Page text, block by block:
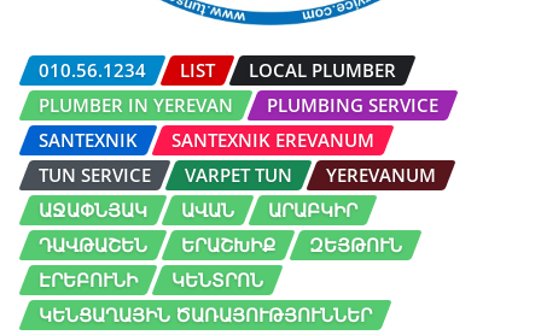
010.56.1234 LIST
LOCAL PLUMBER
PLUMBER IN YEREVAN
PLUMBING SERVICE
SANTEXNIK
SANTEXNIK EREVANUM
TUN SERVICE
VARPET TUN
YEREVANUM
ԱՋԱՓՆՅԱԿ
ԱՎԱՆ
ԱՐԱԲԿԻՐ
ԴԱՎԹԱՇԵՆ
ԵՐԱՇԽԻՔ
ԶԵՅԹՈՒՆ
ԷՐԵԲՈՒՆԻ
ԿԵՆՏՐՈՆ
ԿԵՆՑԱՂԱՅԻՆ ԾԱՌԱՅՈՒԹՅՈՒՆՆԵՐ